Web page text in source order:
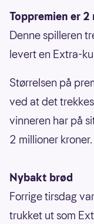
Toppremien er
Denne spilleren
levert en Extra-
Størrelsen på
ved at det
vinneren har på
2 millioner kroner.
Nybakt brød
Forrige tirsdag
trukket ut som